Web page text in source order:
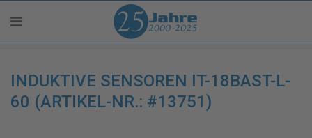
INDUKTIVE SENSOREN IT-18BAST-L-
60 (ARTIKEL-NR.: #13751)